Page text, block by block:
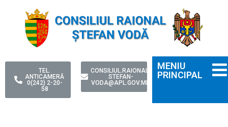
TEL.
ANTICAMERĂ
0(242) 2-20-
58
CONSILIUL.RAIONAL-
STEFAN-
VODA@APL.GOV.MD
MENIU
PRINCIPAL